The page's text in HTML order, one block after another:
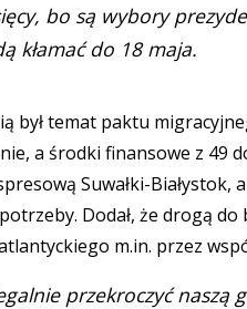
bo są wybory
kłamać do 18 maja.
był temat paktu
a środki finansowe z 49
Suwałki-Białystok,
Dodał, że drogą
m.in. przez
przekroczyć